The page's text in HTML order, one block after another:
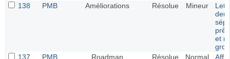
138
PMB Améliorations Résolue Mineur
et
137
PMB Roadmap Résolue Normal